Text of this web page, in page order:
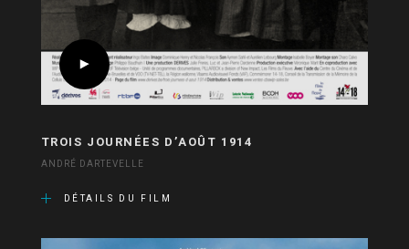
TROIS JOURNÉES D’AOÛT 1914
ANDRÉ DARTEVELLE
DÉTAILS DU FILM